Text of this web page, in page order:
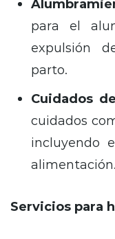
para el
expulsión
parto.
Cuidados
cuidados
incluyendo
alimentación.
Servicios para